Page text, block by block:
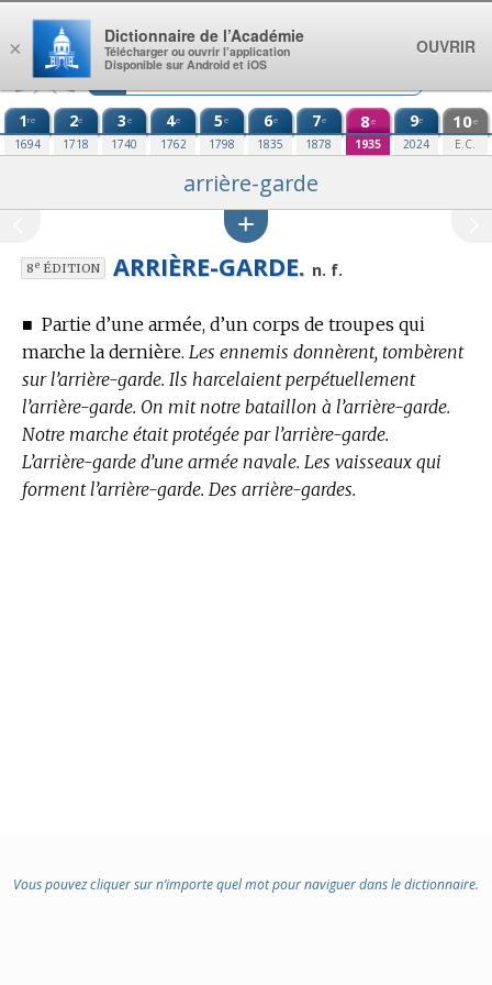
Aller au contenu
1re
1694
2e
1718
3e
1740
4e
1762
5e
1798
6e
1835
7e
1878
8e
1935
9e
2024
10e
E.C.
arrière-garde
8eÉDITION ARRIÈRE-GARDE. n. f.
■ Partie d’une armée, d’un corps de troupes qui
marche la dernière. Les ennemis donnèrent, tombèrent
sur l’arrière-garde. Ils harcelaient perpétuellement
l’arrière-garde. On mit notre bataillon à l’arrière-garde.
Notre marche était protégée par l’arrière-garde.
L’arrière-garde d’une armée navale. Les vaisseaux qui
forment l’arrière-garde. Des arrière-gardes.
Vous pouvez cliquer sur n’importe quel mot pour naviguer dans le dictionnaire.
×
Dictionnaire de l’Académie
Télécharger ou ouvrir l’application
Disponible sur Android et iOS
OUVRIR